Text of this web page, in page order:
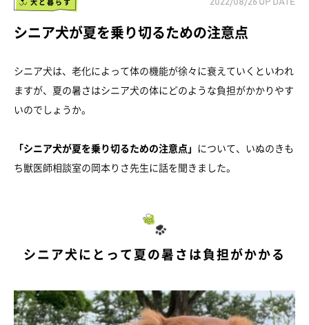
2022/08/26 UP DATE
シニア犬が夏を乗り切るための注意点
シニア犬は、老化によって体の機能が徐々に衰えていくといわれ
ますが、夏の暑さはシニア犬の体にどのような負担がかかりやす
いのでしょうか。
「シニア犬が夏を乗り切るための注意点」 について、いぬのきも
ち獣医師相談室の岡本りさ先生に話を聞きました。
シニア犬にとって夏の暑さは負担がかかる